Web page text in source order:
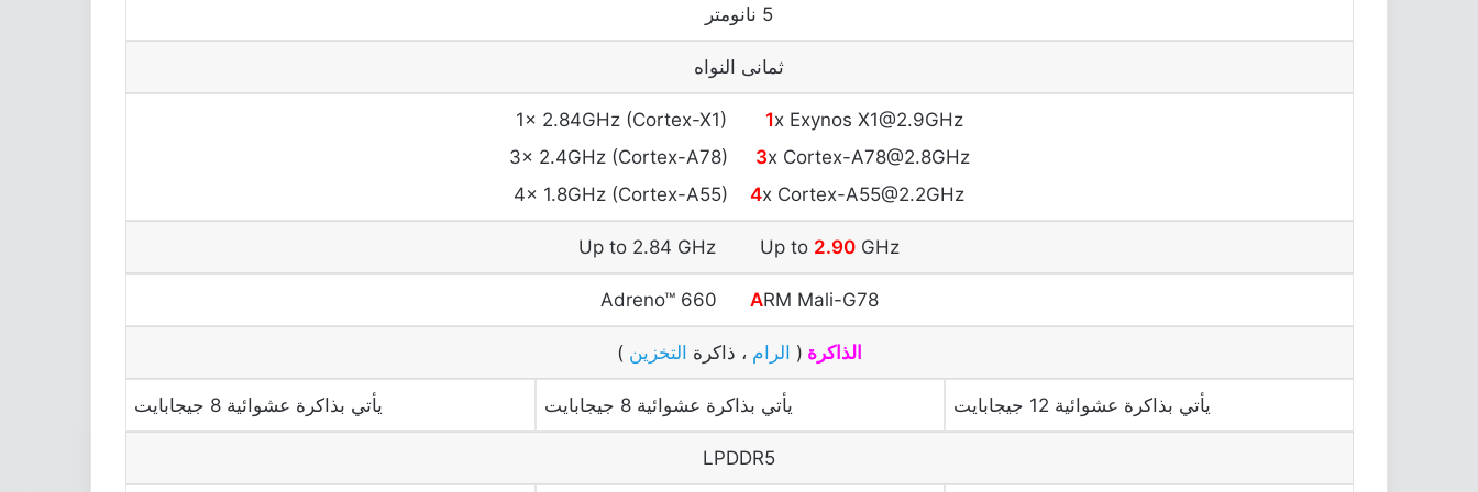
5 نانومتر
ثمانى النواه
1x 2.84GHz (Cortex-X1) 1x Exynos X1@2.9GHz
3x 2.4GHz (Cortex-A78) 3x Cortex-A78@2.8GHz
4x 1.8GHz (Cortex-A55)4x Cortex-A55@2.2GHz
Up to 2.84 GHz Up to 2.90 GHz
Adreno™ 660 ARM Mali-G78
الذاكرة ( الرام ، ذاكرة التخزين )
يأتي بذاكرة عشوائية 12 جيجابايت يأتي بذاكرة عشوائية 8 جيجابايت يأتي بذاكرة عشوائية 8 جيجابايت
LPDDR5